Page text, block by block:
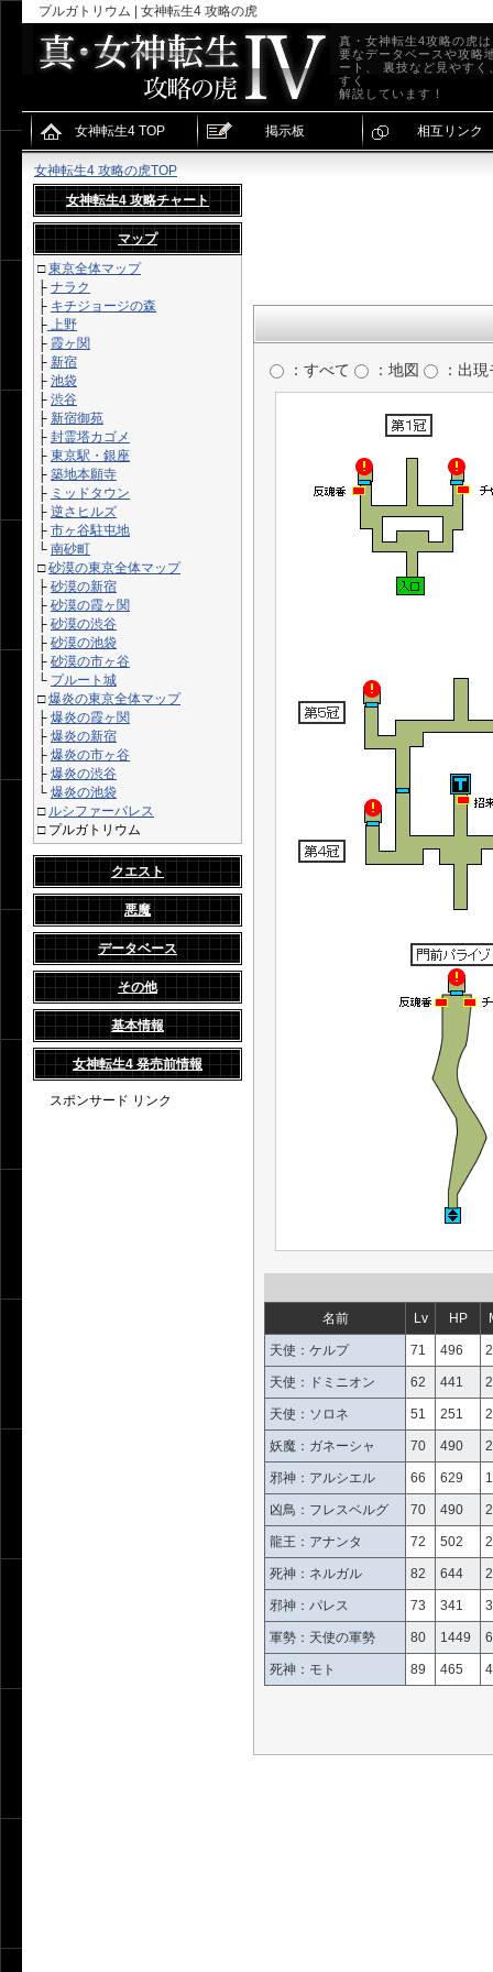
プルガトリウム | 女神転生4 攻略の虎
真・女神転生4攻略の虎
要なデータベースや攻略
ート、 裏技など見やすく
すく
解説しています！
女神転生4 攻略の虎TOP
女神転生4 攻略チャート
マップ
□東京全体マップ
├ ナラク
├ キチジョージの森
├ 上野
├ 霞ヶ関
├ 新宿
├ 池袋
├ 渋谷
├ 新宿御苑
├ 封霊塔カゴメ
├ 東京駅・銀座
├ 築地本願寺
├ ミッドタウン
├ 逆さヒルズ
├ 市ヶ谷駐屯地
└ 南砂町
□砂漠の東京全体マップ
├ 砂漠の新宿
├ 砂漠の霞ヶ関
├ 砂漠の渋谷
├ 砂漠の池袋
├ 砂漠の市ヶ谷
└ プルート城
□爆炎の東京全体マップ
├ 爆炎の霞ヶ関
├ 爆炎の新宿
├ 爆炎の市ヶ谷
├ 爆炎の渋谷
└ 爆炎の池袋
□ ルシファーパレス
□ プルガトリウム
クエスト
悪魔
データベース
その他
基本情報
女神転生4 発売前情報
スポンサード リンク
：すべて ：地図 ：出
名前 Lv HP
天使：ケルプ 71 496
天使：ドミニオン 62 441
天使：ソロネ 51 251
妖魔：ガネーシャ 70 490
邪神：アルシエル 66 629
凶鳥：フレスベルグ 70 490
龍王：アナンタ 72 502
死神：ネルガル 82 644
邪神：パレス 73 341
軍勢：天使の軍勢 80 1449
死神：モト 89 465
女神転生4 TOP 掲示板 相互リンク